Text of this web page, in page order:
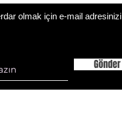
olmak için e-mail adresinizi
Gönder